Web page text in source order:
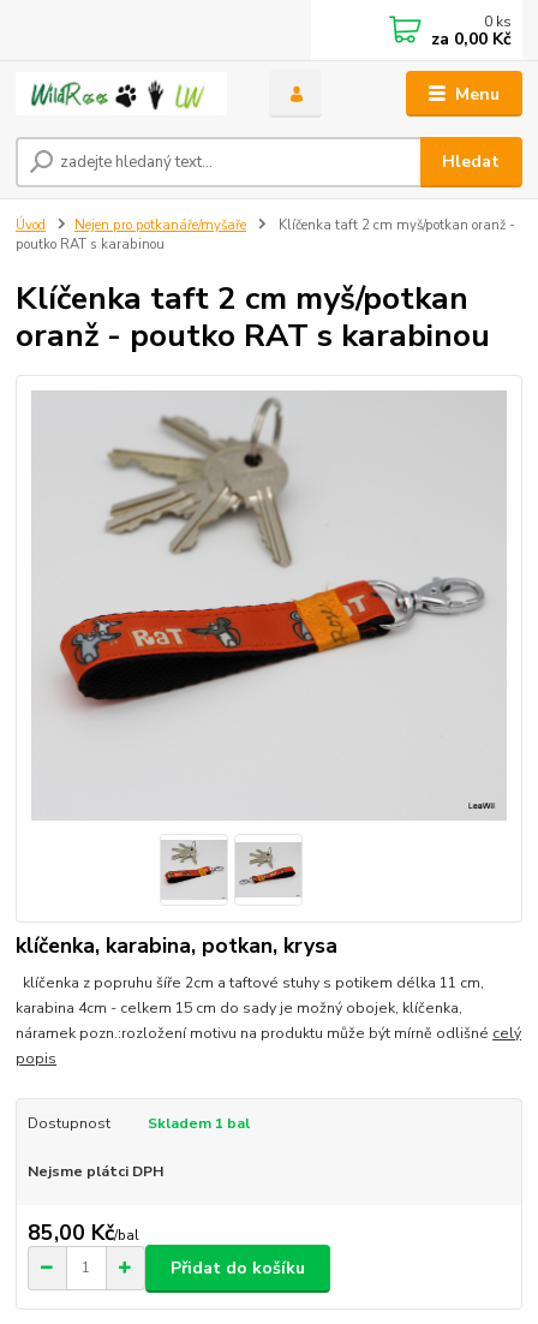
Menu
Hledat
0 ks
za 0,00 Kč
Úvod Nejen pro potkanáře/myšaře
Klíčenka taft 2 cm myš/potkan oranž -
poutko RAT s karabinou
Klíčenka taft 2 cm myš/potkan
oranž - poutko RAT s karabinou
klíčenka, karabina, potkan, krysa
klíčenka z popruhu šíře 2cm a taftové stuhy s potikem délka 11 cm,
karabina 4cm - celkem 15 cm do sady je možný obojek, klíčenka,
náramek pozn.:rozložení motivu na produktu může být mírně odlišné celý
popis
Dostupnost Skladem 1 bal
Nejsme plátci DPH
85,00 Kč/bal
Přidat do košíku